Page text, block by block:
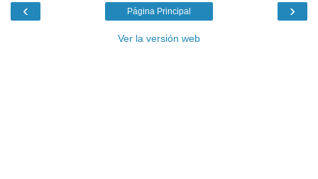
‹ ›
Página Principal
Ver la versión web